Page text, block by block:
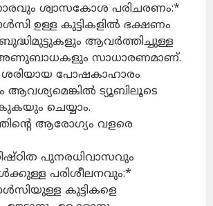
ശ്വാസകോശ പരിചരണം:*
ഉള്ള കുട്ടികളിൽ ഭക്ഷണം
ആവർത്തിച്ചുള്ള
സാധാരണമാണ്.
പോഷകാഹാരം
ആവശ്യമെങ്കിൽ ട്യൂബിലൂടെ
ചെയ്യാം.
ആരോഗ്യം വളരെ
പുനരധിവാസവും
പരിശീലനവും:*
കുട്ടികളെ